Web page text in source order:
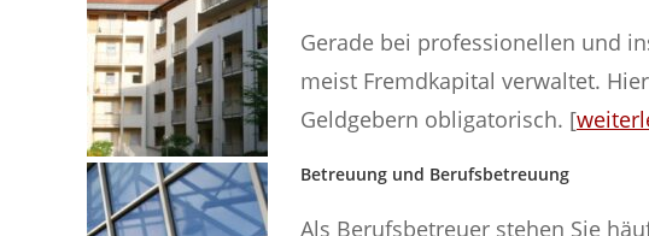
Gerade bei professionellen und
meist Fremdkapital verwaltet.
Geldgebern obligatorisch. [
Betreuung und Berufsbetreuung
Als Berufsbetreuer stehen Sie